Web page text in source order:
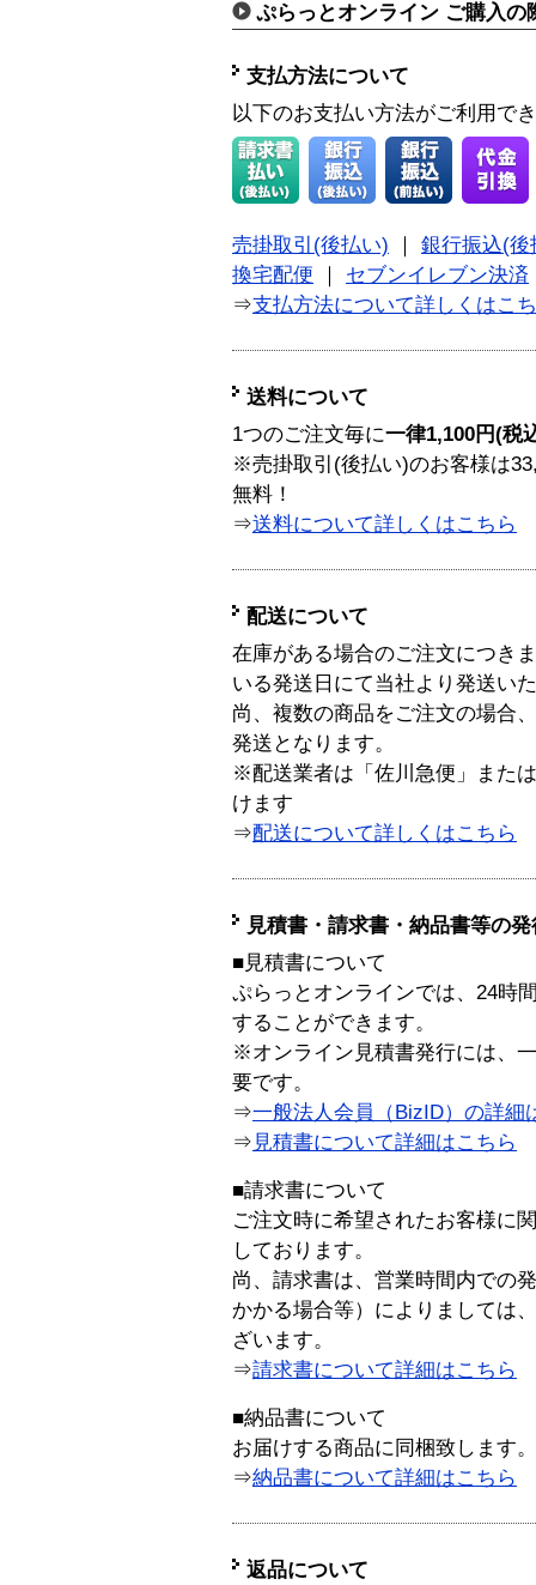
ぷらっとオンライン ご購入の
支払方法について
以下のお支払い方法がご利用で
売掛取引(後払い)
銀行振込(後
換宅配便
セブンイレブン決済
⇒支払方法について詳しくはこ
送料について
1つのご注文毎に一律1,100円(税
※売掛取引(後払い)のお客様は
無料！
⇒送料について詳しくはこちら
配送について
在庫がある場合のご注文につき
いる発送日にて当社より発送い
尚、複数の商品をご注文の場合
発送となります。
※配送業者は「佐川急便」また
けます
⇒配送について詳しくはこちら
見積書・請求書・納品書等の
■見積書について
ぷらっとオンラインでは、24時
することができます。
※オンライン見積書発行には、
要です。
⇒一般法人会員（BizID）の詳細
⇒ 見積書について詳細はこちら
■請求書について
ご注文時に希望されたお客様に
しております。
尚、請求書は、営業時間内での
かかる場合等）によりましては
ざいます。
⇒請求書について詳細はこちら
■納品書について
お届けする商品に同梱致します。
⇒納品書について詳細はこちら
返品について